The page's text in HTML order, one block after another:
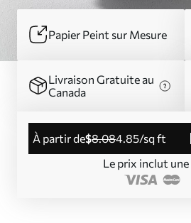
Papier Peint sur Mesure
Livraison Gratuite au
Canada
à partir de$8.084.85/sq ft
Le prix inclut une